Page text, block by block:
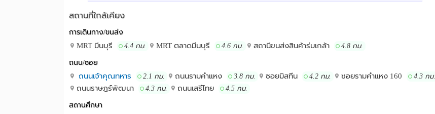
(ซ.มิสทีน) ????ถนน ร่มเกล้า - มีนบุรี ????กรุงเทพกรีฑาตัดใหม่ #กรุงเทพกรีฑา ????ใกล้มอเตอร์เวย์ กรุงเทพ-ชลบุรี
#มอเตอร์เวย์ ????คู่ขนานมอเตอร์เวย์ - พัฒนาชนบท 3 ????จุดเด่น / สถานที่???? ⏩ใกล้สนามบินสุวรรณภูมิ ⏩ ใกล้แอร์
พอร์ตลิงค์ลาดกระบัง ⏩ พระจอมเกล้าเจ้าคุณทหารลาดกระบัง , เกษมบัณฑิต ⏩โรงเรียนเตรียมอุดมศึกษาน้อมเกล้า ,
⏩คู่ขนานมอเตอร์เวย์ , กรุงเทพกรีฑาตัดใหม่ ⏩ใกล้แหล่งของกิน ตลาดกลาง ,ตลาดนัดเย็น , 7-11 ,CP เฟรชมาร์ท , เบทา
โกร ⏩ ใกล้บิ๊กซี้มาร์เก็ต เคหะร่มเกล้า ⏩ รถประจำทาง,รถตู้และสองแถวหลายสาย (ปอ.8 ปอ.92 ) ⏩อนาคตใกล้รถไฟฟ้า
(กำลังก่อสร้าง)
สถานที่ใกล้เคียง
การเดินทาง/ขนส่ง
MRT มีนบุรี 4.4 กม. MRT ตลาดมีนบุรี 4.6 กม. สถานีขนส่งสินค้าร่มเกล้า 4.8 กม.
ถนน/ซอย
ถนนเจ้าคุณทหาร 2.1 กม. ถนนรามคำแหง 3.8 กม. ซอยมิสทีน 4.2 กม. ซอยรามคำแหง 160 4.3 กม.
ถนนราษฎร์พัฒนา 4.3 กม. ถนนเสรีไทย 4.5 กม.
สถานศึกษา